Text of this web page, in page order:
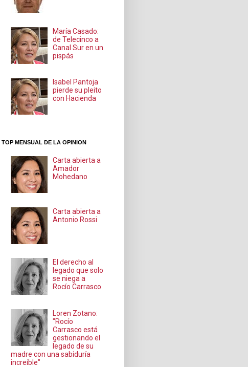
María Casado:
de Telecinco a
Canal Sur en un
pispás
Isabel Pantoja
pierde su pleito
con Hacienda
TOP MENSUAL DE LA OPINION
Carta abierta a
Amador
Mohedano
Carta abierta a
Antonio Rossi
El derecho al
legado que solo
se niega a
Rocío Carrasco
Loren Zotano:
"Rocío
Carrasco está
gestionando el
legado de su
madre con una sabiduría
increíble"